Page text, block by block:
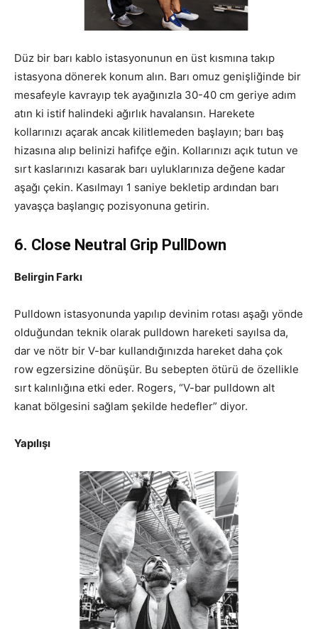
Düz bir barı kablo istasyonunun en üst kısmına takıp
istasyona dönerek konum alın. Barı omuz genişliğinde bir
mesafeyle kavrayıp tek ayağınızla 30-40 cm geriye adım
atın ki istif halindeki ağırlık havalansın. Harekete
kollarınızı açarak ancak kilitlemeden başlayın; barı baş
hizasına alıp belinizi hafifçe eğin. Kollarınızı açık tutun ve
sırt kaslarınızı kasarak barı uyluklarınıza değene kadar
aşağı çekin. Kasılmayı 1 saniye bekletip ardından barı
yavaşça başlangıç pozisyonuna getirin.
6. Close Neutral Grip PullDown
Belirgin Farkı
Pulldown istasyonunda yapılıp devinim rotası aşağı yönde
olduğundan teknik olarak pulldown hareketi sayılsa da,
dar ve nötr bir V-bar kullandığınızda hareket daha çok
row egzersizine dönüşür. Bu sebepten ötürü de özellikle
sırt kalınlığına etki eder. Rogers, “V-bar pulldown alt
kanat bölgesini sağlam şekilde hedefler” diyor.
Yapılışı